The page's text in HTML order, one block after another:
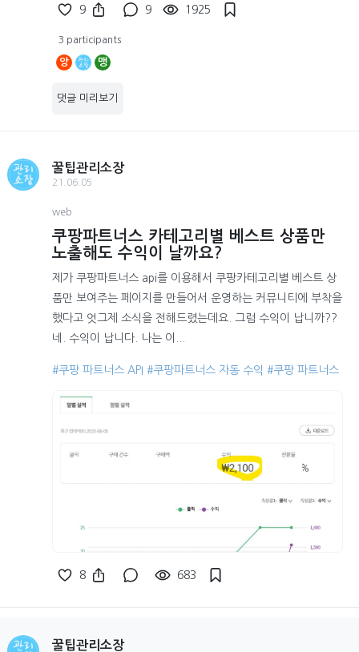
9 9 1925
3 participants
앙 맹
댓글 미리보기
꿀팁관리소장
21.06.05
web
쿠팡파트너스 카테고리별 베스트 상품만
노출해도 수익이 날까요?
제가 쿠팡파트너스 api를 이용해서 쿠팡카테고리별 베스트 상
품만 보여주는 페이지를 만들어서 운영하는 커뮤니티에 부착을
했다고 엇그제 소식을 전해드렸는데요. 그럼 수익이 납니까??
네. 수익이 납니다. 나는 이...
#쿠팡 파트너스 API #쿠팡파트너스 자동 수익 #쿠팡 파트너스
8 683
꿀팁관리소장